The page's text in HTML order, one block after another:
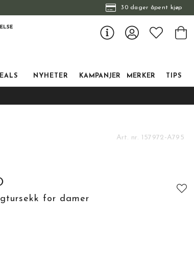
30 dager åpent kjøp
NYHETER KAMPANJER MERKER TIPS
Art. nr. 157972-A795
for damer